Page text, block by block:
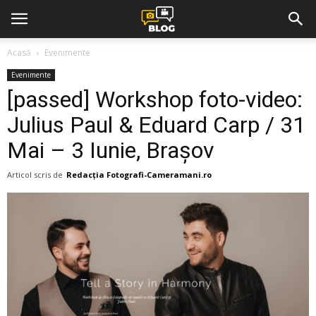
Acasă Evenimente
Evenimente
[passed] Workshop foto-video:
Julius Paul & Eduard Carp / 31
Mai – 3 Iunie, Brașov
Articol scris de Redacția Fotografi-Cameramani.ro